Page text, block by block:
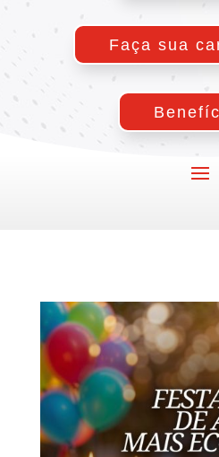
Faça sua